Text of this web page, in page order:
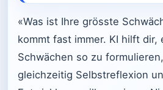
«Was ist Ihre grösste
kommt fast immer. KI hilft dir,
Schwächen so zu
gleichzeitig Selbstreflexion